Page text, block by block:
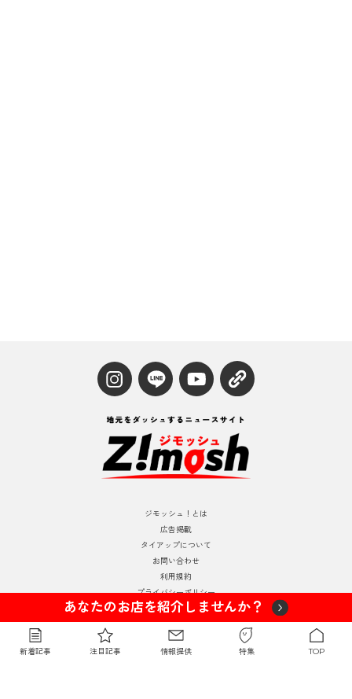
ジモッシュ！とは
広告掲載
タイアップについて
お問い合わせ
利用規約
プライバシーポリシー
運営情報
© 2024 Zimosh
あなたのお店を紹介しませんか？
新着記事 注目記事 情報提供 特集 TOP